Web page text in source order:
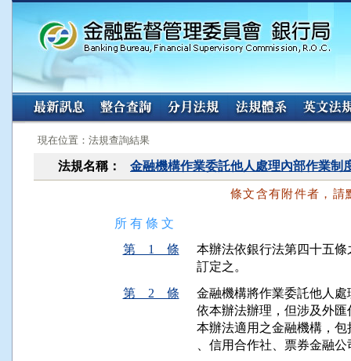
:::
現在位置：法規查詢結果
法規名稱： 金融機構作業委託他人處理內部作業制
條文含有附件者，請
所 有 條 文
第 1 條
本辦法依銀行法第四十五
訂定之。
第 2 條
金融機構將作業委託他人
依本辦法辦理，但涉及外
本辦法適用之金融機構，
、信用合作社、票券金融